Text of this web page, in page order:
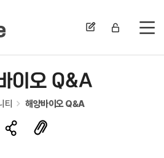
전
이오 Q&A
티 해양바이오 Q&A